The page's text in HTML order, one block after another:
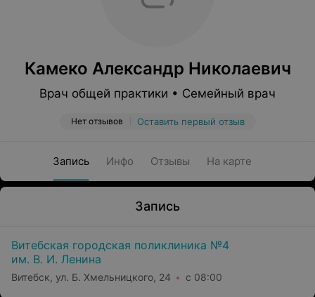
Камеко Александр Николаевич
Врач общей практики • Семейный врач
Нет отзывов Оставить первый отзыв
Запись Инфо Отзывы На карте
Запись
Витебская городская поликлиника №4
им. В. И. Ленина
Витебск, ул. Б. Хмельницкого, 24 с 08:00